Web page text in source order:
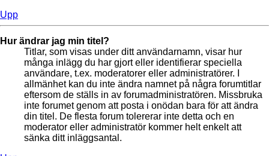
Upp
Hur ändrar jag min titel?
Titlar, som visas under ditt användarnamn, visar hur
många inlägg du har gjort eller identifierar speciella
användare, t.ex. moderatorer eller administratörer. I
allmänhet kan du inte ändra namnet på några forumtitlar
eftersom de ställs in av forumadministratören. Missbruka
inte forumet genom att posta i onödan bara för att ändra
din titel. De flesta forum tolererar inte detta och en
moderator eller administratör kommer helt enkelt att
sänka ditt inläggsantal.